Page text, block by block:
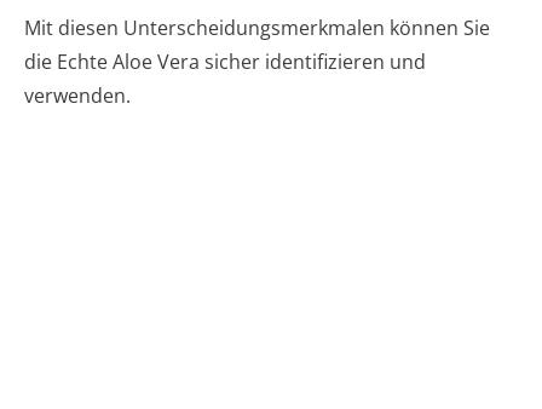
Mit diesen Unterscheidungsmerkmalen können Sie
die Echte Aloe Vera sicher identifizieren und
verwenden.